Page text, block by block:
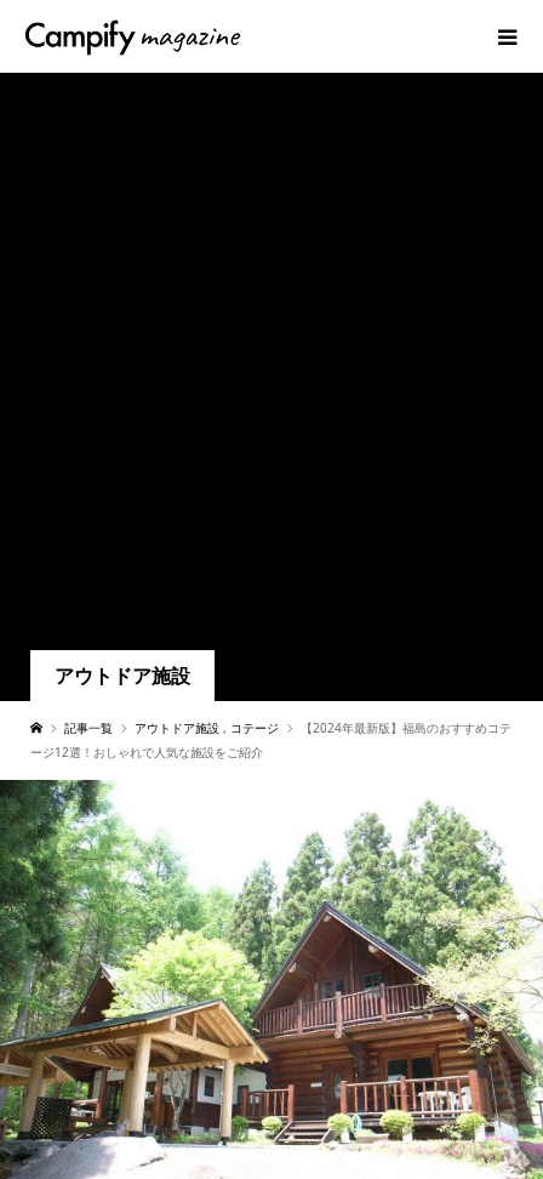
アウトドア施設
記事一覧 アウトドア施設 , コテージ
【2024年最新版】福島のおすすめコテ
ージ12選！おしゃれで人気な施設をご紹介